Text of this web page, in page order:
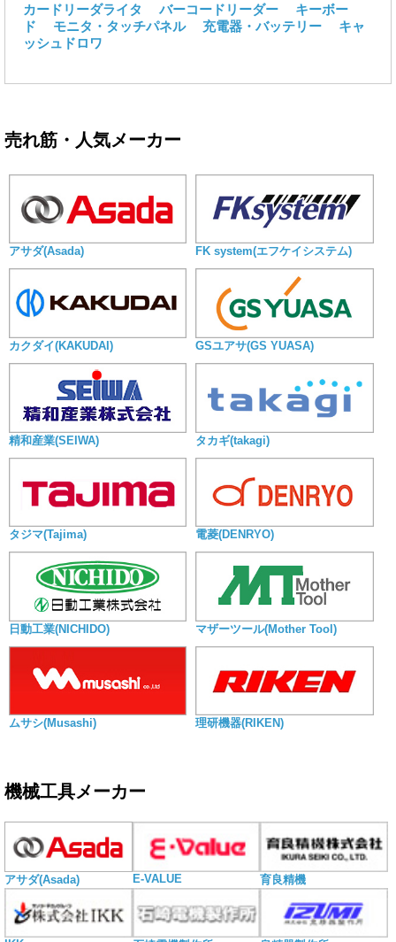
カードリーダライタ バーコードリーダー
キーボー
ド
モニタ・タッチパネル 充電器・バッテリー
キャ
ッシュドロワ
売れ筋・人気メーカー
アサダ(Asada) FK system(エフケイシステム)
カクダイ(KAKUDAI) GSユアサ(GS YUASA)
精和産業(SEIWA) タカギ(takagi)
タジマ(Tajima) 電菱(DENRYO)
日動工業(NICHIDO) マザーツール(Mother Tool)
ムサシ(Musashi) 理研機器(RIKEN)
機械工具メーカー
アサダ(Asada) E-VALUE 育良精機